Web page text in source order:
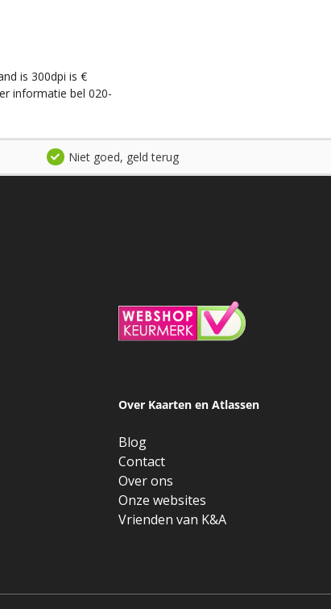
is 300dpi is €
informatie bel 020-
Niet goed, geld terug
Over Kaarten en Atlassen
Blog
Contact
Over ons
Onze websites
Vrienden van K&A